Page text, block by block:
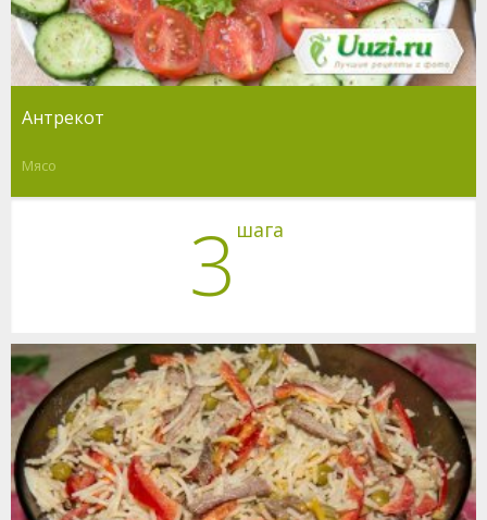
Антрекот
Мясо
3 шага